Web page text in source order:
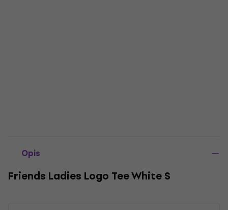
Opis
Friends Ladies Logo Tee White S